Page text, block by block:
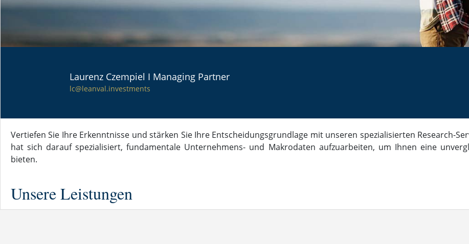
RESEARCH
Laurenz Czempiel I Managing Partner
lc@leanval.investments
Vertiefen Sie Ihre Erkenntnisse und stärken Sie Ihre Entscheidungsgrundlage mit unseren spezialisierten Research-
hat sich darauf spezialisiert, fundamentale Unternehmens- und Makrodaten aufzuarbeiten, um Ihnen eine
bieten.
Unsere Leistungen